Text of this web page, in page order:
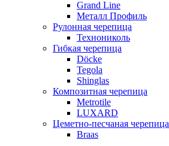
Grand Line
Металл Профиль
Рулонная черепица
Технониколь
Гибкая черепица
Döсkе
Tegola
Shinglas
Композитная черепица
Metrotile
LUXARD
Цеметно-песчаная черепица
Braas